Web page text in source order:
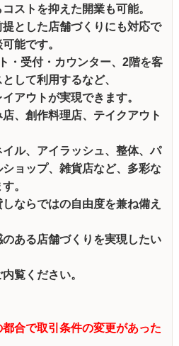
ストを抑えた開業も可能。
とした店舗づくりにも対応で
能です。
・受付・カウンター、2階を客
して利用するなど、
アウトが実現できます。
、創作料理店、テイクアウト
ル、アイラッシュ、整体、パ
ョップ、雑貨店など、多彩な
。
ならではの自由度を兼ね備え
ある店舗づくりを実現したい
覧ください。
合で取引条件の変更があった